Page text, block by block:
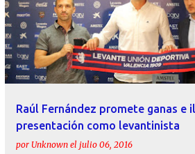
Raúl Fernández promete ganas e
presentación como levantinista
por Unknown el julio 06, 2016